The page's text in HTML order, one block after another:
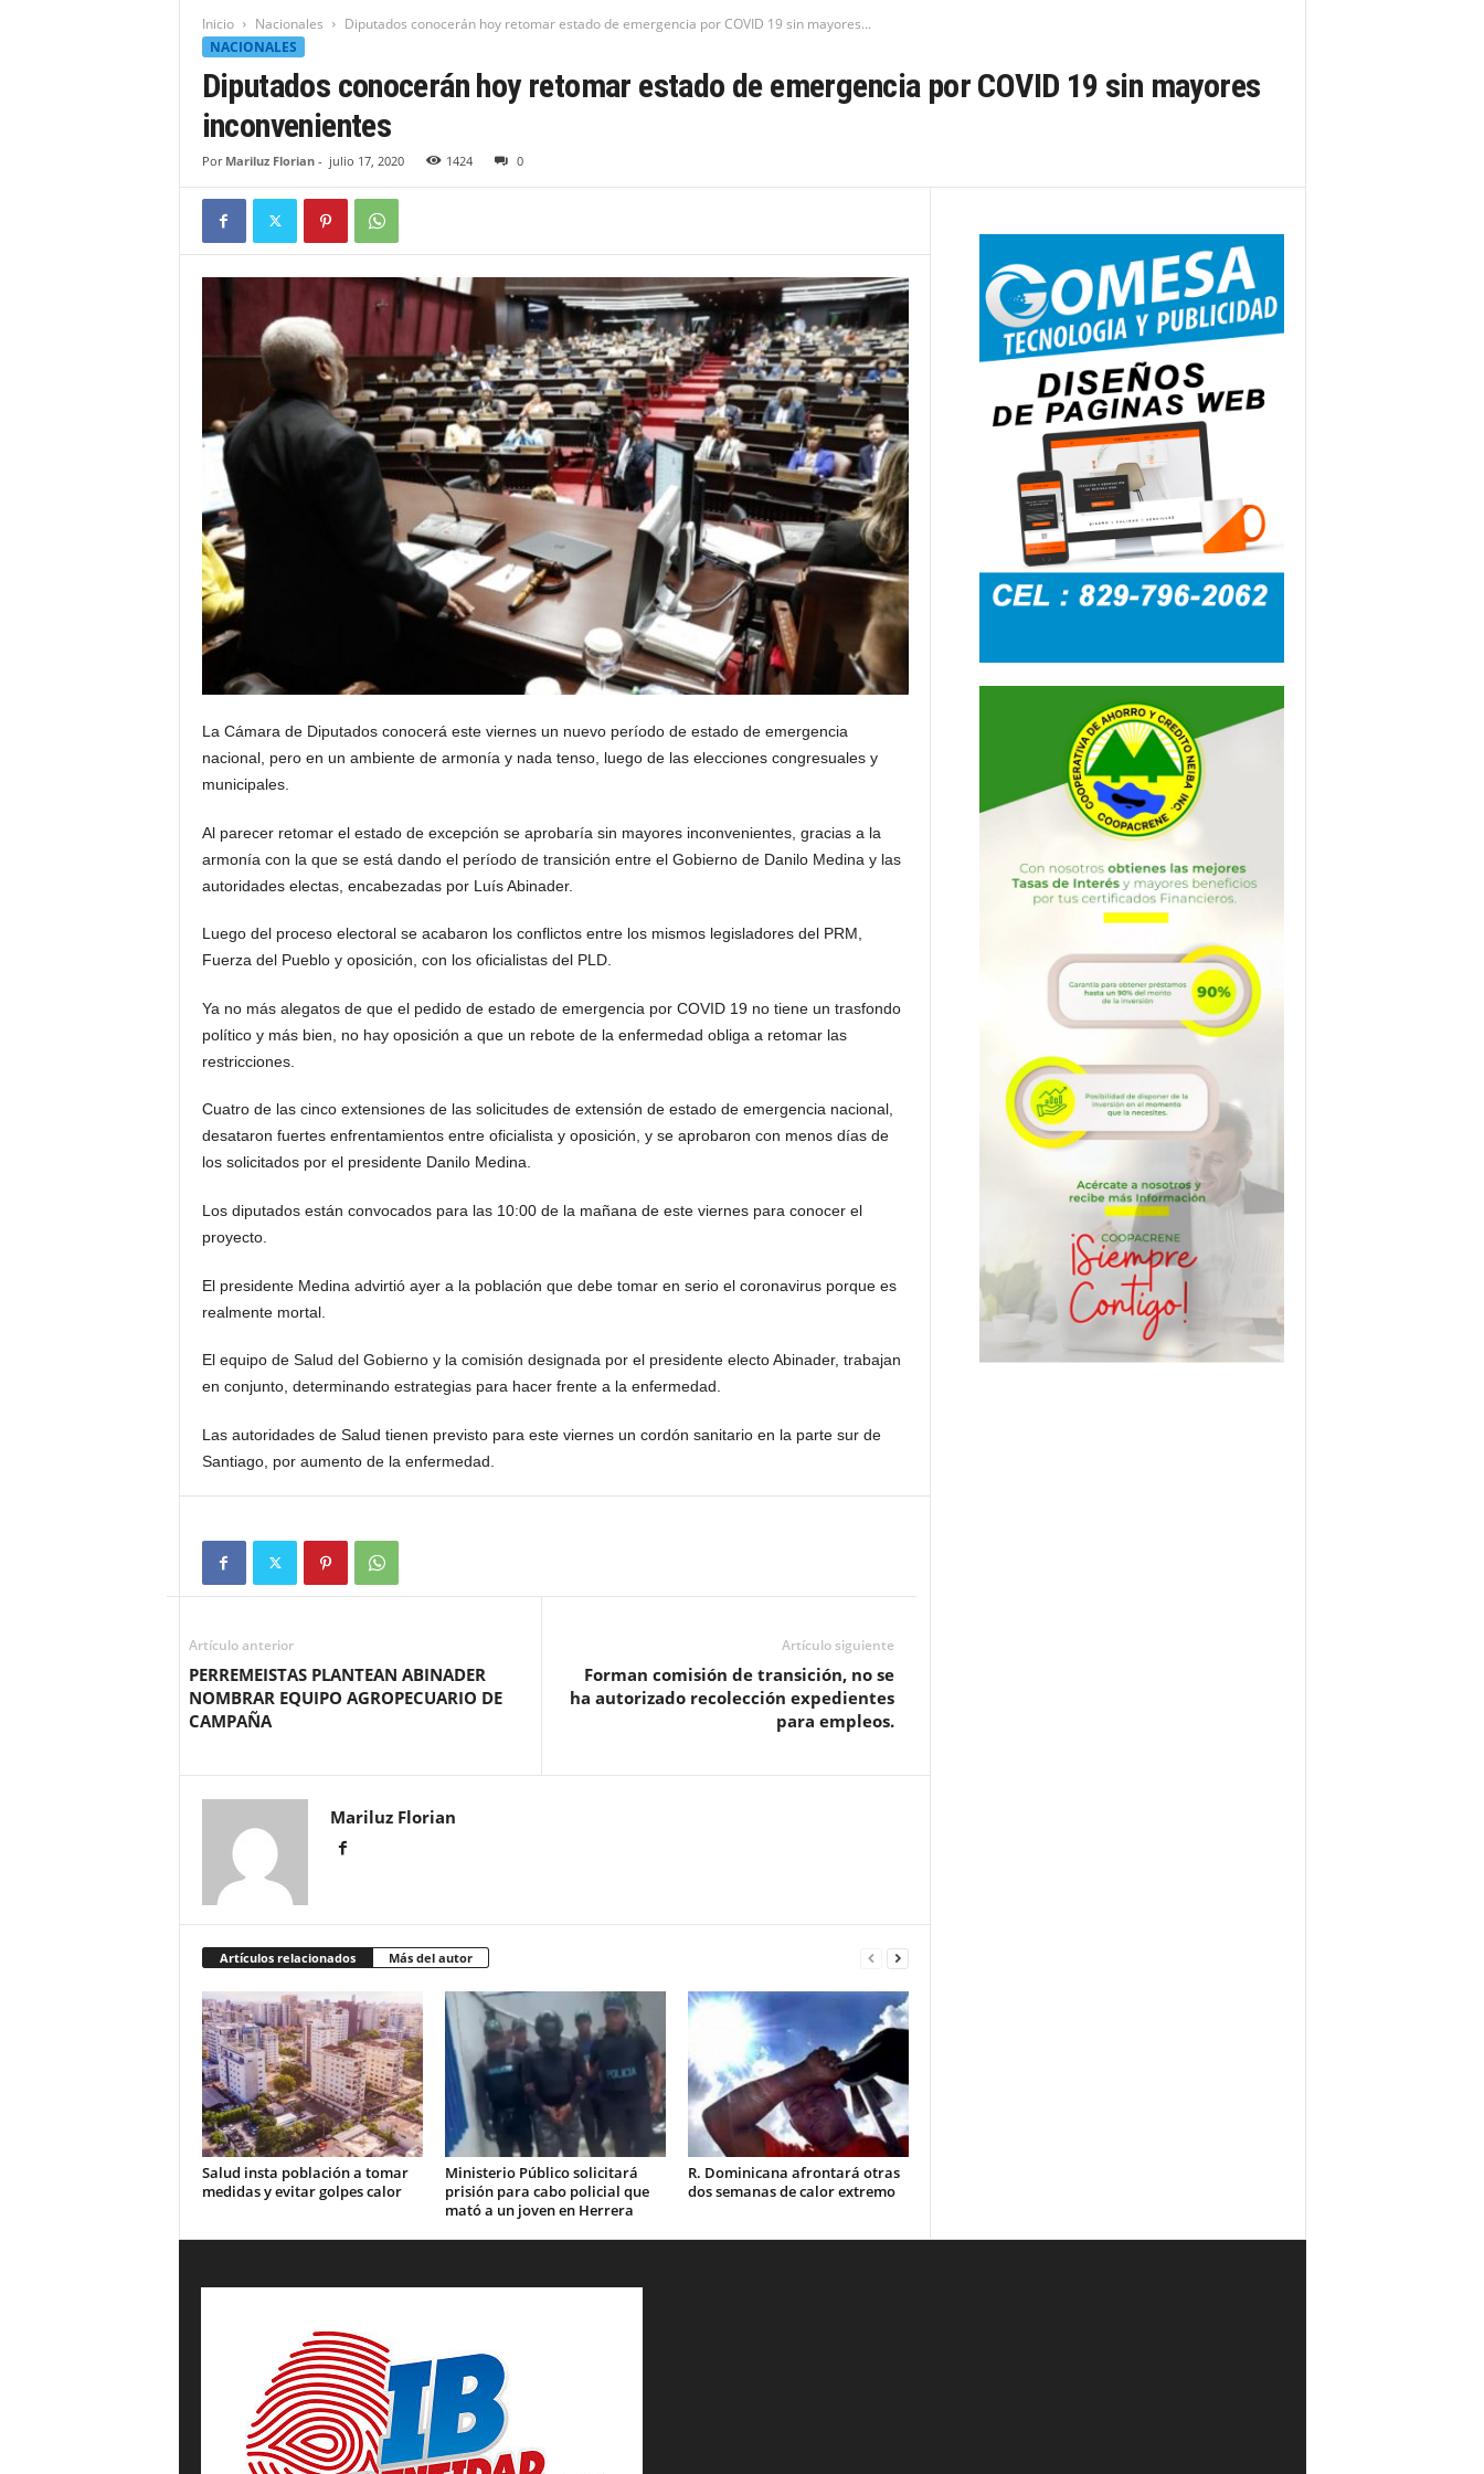
Inicio Nacionales
Diputados conocerán hoy retomar estado de emergencia por COVID 19 sin mayores...
NACIONALES
Diputados conocerán hoy retomar estado de emergencia por COVID 19 sin mayores
inconvenientes
Por Mariluz Florian- julio 17, 2020 1424 0
La Cámara de Diputados conocerá este viernes un nuevo período de estado de emergencia
nacional, pero en un ambiente de armonía y nada tenso, luego de las elecciones congresuales y
municipales.
Al parecer retomar el estado de excepción se aprobaría sin mayores inconvenientes, gracias a la
armonía con la que se está dando el período de transición entre el Gobierno de Danilo Medina y las
autoridades electas, encabezadas por Luís Abinader.
Luego del proceso electoral se acabaron los conflictos entre los mismos legisladores del PRM,
Fuerza del Pueblo y oposición, con los oficialistas del PLD.
Ya no más alegatos de que el pedido de estado de emergencia por COVID 19 no tiene un trasfondo
político y más bien, no hay oposición a que un rebote de la enfermedad obliga a retomar las
restricciones.
Cuatro de las cinco extensiones de las solicitudes de extensión de estado de emergencia nacional,
desataron fuertes enfrentamientos entre oficialista y oposición, y se aprobaron con menos días de
los solicitados por el presidente Danilo Medina.
Los diputados están convocados para las 10:00 de la mañana de este viernes para conocer el
proyecto.
El presidente Medina advirtió ayer a la población que debe tomar en serio el coronavirus porque es
realmente mortal.
El equipo de Salud del Gobierno y la comisión designada por el presidente electo Abinader, trabajan
en conjunto, determinando estrategias para hacer frente a la enfermedad.
Las autoridades de Salud tienen previsto para este viernes un cordón sanitario en la parte sur de
Santiago, por aumento de la enfermedad.
Artículo anterior
PERREMEISTAS PLANTEAN ABINADER
NOMBRAR EQUIPO AGROPECUARIO DE
CAMPAÑA
Artículo siguiente
Forman comisión de transición, no se
ha autorizado recolección expedientes
para empleos.
Mariluz Florian
Artículos relacionados Más del autor
Salud insta población a tomar
medidas y evitar golpes calor
Ministerio Público solicitará
prisión para cabo policial que
mató a un joven en Herrera
R. Dominicana afrontará otras
dos semanas de calor extremo